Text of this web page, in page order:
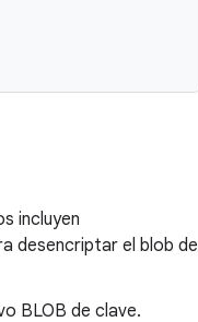
incluyen
desencriptar el blob de
BLOB de clave.